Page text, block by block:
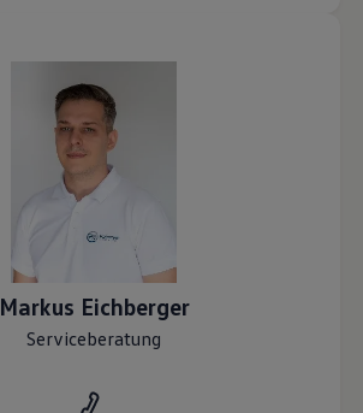
Markus Eichberger
Serviceberatung